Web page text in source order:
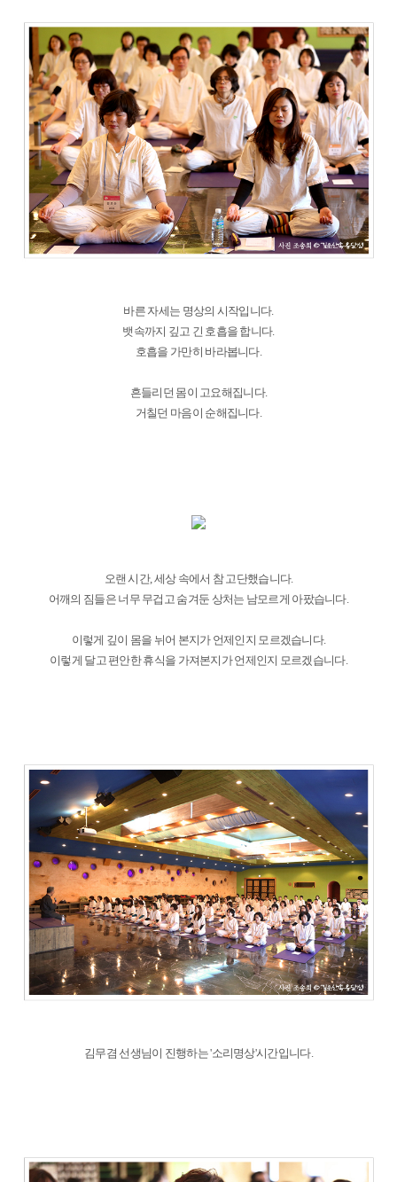
바른 자세는 명상의 시작입니다.
뱃속까지 깊고 긴 호흡을 합니다.
호흡을 가만히 바라봅니다.
흔들리던 몸이 고요해집니다.
거칠던 마음이 순해집니다.
오랜 시간, 세상 속에서 참 고단했습니다.
어깨의 짐들은 너무 무겁고 숨겨둔 상처는 남모르게 아팠습니다.
이렇게 깊이 몸을 뉘어 본지가 언제인지 모르겠습니다.
이렇게 달고 편안한 휴식을 가져본지가 언제인지 모르겠습니다.
김무겸 선생님이 진행하는 '소리명상'시간입니다.